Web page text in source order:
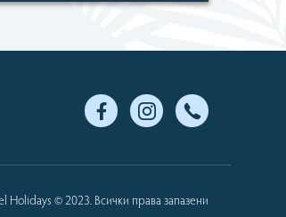
Holidays © 2023. Всички права запазени